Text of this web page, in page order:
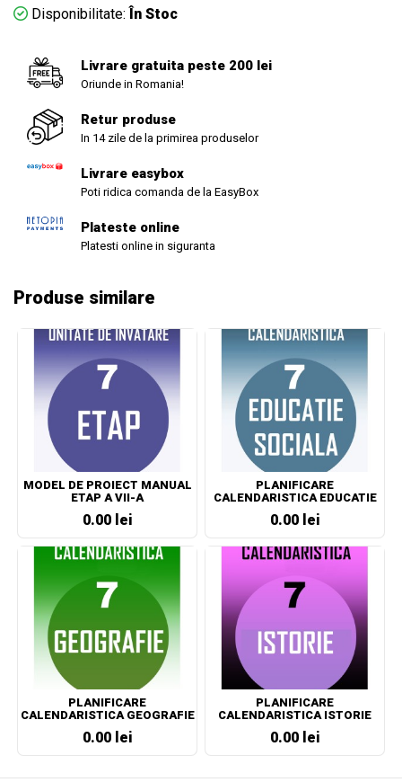
Disponibilitate: În Stoc
Livrare gratuita peste 200 lei
Oriunde in Romania!
Retur produse
In 14 zile de la primirea produselor
Livrare easybox
Poti ridica comanda de la EasyBox
Plateste online
Platesti online in siguranta
Produse similare
MODEL DE PROIECT MANUAL
ETAP A VII-A
0.00 lei
PLANIFICARE
CALENDARISTICA EDUCATIE
0.00 lei
PLANIFICARE
CALENDARISTICA GEOGRAFIE
0.00 lei
PLANIFICARE
CALENDARISTICA ISTORIE
0.00 lei